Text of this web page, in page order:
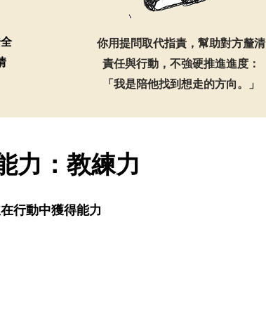
你用提問取代指責，幫助對方釐清
責任與行動，不強硬推進進度：
「我是陪他找到想走的方向。」
力：教練力
行動中獲得能力